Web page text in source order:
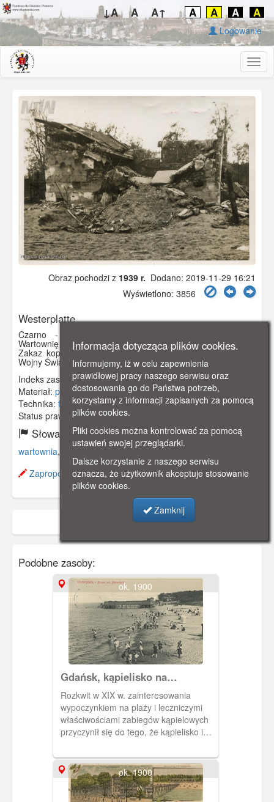
↓A A A↑ A A A A
Logowanie
Obraz pochodzi z 1939 r. Dodano: 2019-11-29 16:21
Wyświetlono: 3856
Westerplatte
Czarno - biała fotografia, przedstawiająca zniszczoną
Wartownię nr 2 na Westerplatte, stan na koniec 1939 r.
Zakaz kopiowania, zasób dostępny w zbiorach Muzeum II
Wojny Światowej w Gdańsku, sygnatura: MIIWS/F/2
Indeks zasobu:MIIW008
Materiał: papier fotograficzny
Technika: fotografia czarno-biała
Status prawny:Użycie Niekomercyjne
Słowa kluczowe:
wartownia, ii wojna światowa
Zaproponuj zmianę opisu.
Podobne zasoby:
ok. 1900
Gdańsk, kąpielisko na
Westerplatte
Rozkwit w XIX w. zainteresowania
wypoczynkiem na plaży i leczniczymi
właściwościami zabiegów kąpielowych
przyczynił się do tego, że kąpielisko i
jednym z najpopularniejszych w
ówczesnych Niemczech. Obieg 1909 r.
ok. 1900
Informacja dotycząca plików cookies.
Informujemy, iż w celu zapewnienia
prawidłowej pracy naszego serwisu oraz
dostosowania go do Państwa potrzeb,
korzystamy z informacji zapisanych za pomocą
plików cookies.
Pliki cookies można kontrolować za pomocą
ustawień swojej przeglądarki.
Dalsze korzystanie z naszego serwisu
oznacza, że użytkownik akceptuje stosowanie
plików cookies.
Zamknij